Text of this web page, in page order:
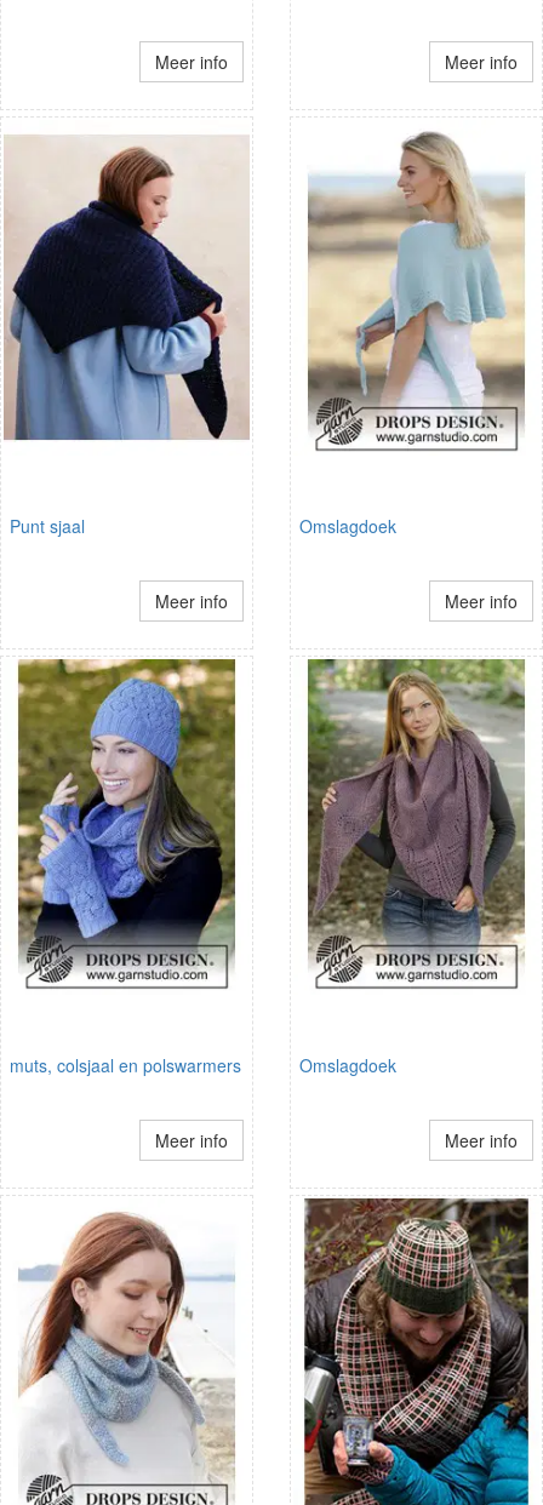
Meer info Meer info
Punt sjaal
Meer info
Omslagdoek
Meer info
muts, colsjaal en polswarmers
Meer info
Omslagdoek
Meer info